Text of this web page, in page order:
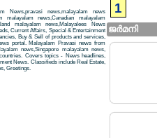
News,pravasi news,malayalam news
malayalam news,Canadian malayalam
malayalam news,Malayalees News
Current Affairs, Special & Entertainment
Buy & Sell of products and services,
portal. Malayalam Pravasi news from
news,Singapore malayalam news,
Covers topics - News headlines,
News. Classifieds include Real Estate,
Greetings.
1
ജര്‍മനി